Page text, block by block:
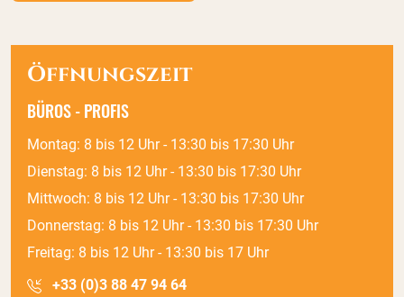
Öffnungszeit
BÜROS - PROFIS
Montag: 8 bis 12 Uhr - 13:30 bis 17:30 Uhr
Dienstag: 8 bis 12 Uhr - 13:30 bis 17:30 Uhr
Mittwoch: 8 bis 12 Uhr - 13:30 bis 17:30 Uhr
Donnerstag: 8 bis 12 Uhr - 13:30 bis 17:30 Uhr
Freitag: 8 bis 12 Uhr - 13:30 bis 17 Uhr
+33 (0)3 88 47 94 64